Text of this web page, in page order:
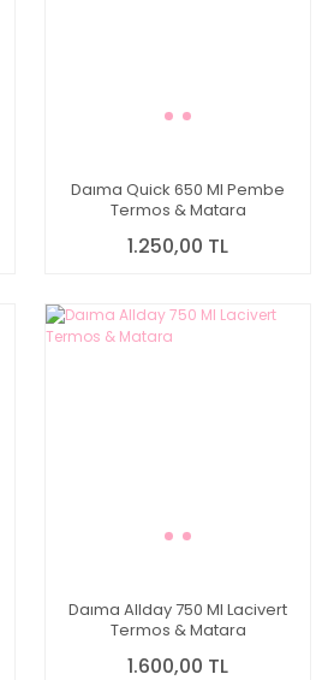
Daıma Quick 650 Ml Pembe
Termos & Matara
1.250,00 TL
Daıma Allday 750 Ml Lacivert
Termos & Matara
1.600,00 TL